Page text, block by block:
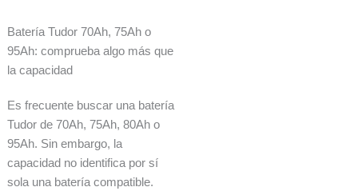
Batería Tudor 70Ah, 75Ah o
95Ah: comprueba algo más que
la capacidad
Es frecuente buscar una batería
Tudor de 70Ah, 75Ah, 80Ah o
95Ah. Sin embargo, la
capacidad no identifica por sí
sola una batería compatible.